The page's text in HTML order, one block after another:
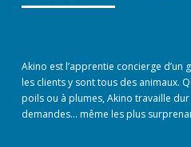
Akino est l’apprentie concierge d’un
les clients y sont tous des animaux.
poils ou à plumes, Akino travaille
demandes… même les plus